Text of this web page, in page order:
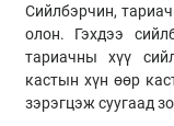
Сийлбэрчин,
олон. Гэхдээ
тариачны хүү
кастын хүн өөр
зэрэгцэж суугаад